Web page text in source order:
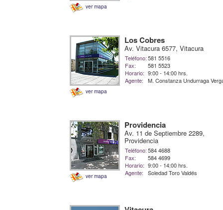
ver mapa
ver mapa
Los Cobres
Av. Vitacura 6577, Vitacura
Teléfono:581 5516
Fax:
581 5523
Horario: 9:00 - 14:00 hrs.
Agente:
M. Constanza Undurraga
ver mapa
Providencia
Av. 11 de Septiembre 2289,
Providencia
Teléfono:584 4688
Fax:
584 4699
Horario: 9:00 - 14:00 hrs.
Agente:
Soledad Toro Valdés